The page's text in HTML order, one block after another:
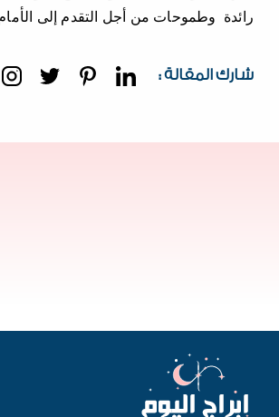
رائدة وطموحات من أجل التقدم إلى
شارك المقالة :